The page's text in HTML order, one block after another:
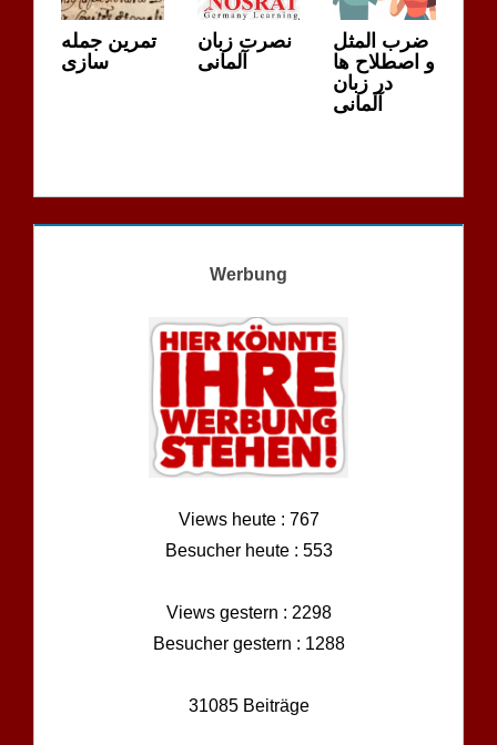
تمرین جمله
سازی
نصرت زبان
آلمانی
ضرب المثل
و اصطلاح ها
در زبان
آلمانی
Werbung
Views heute : 767
Besucher heute : 553
Views gestern : 2298
Besucher gestern : 1288
31085 Beiträge